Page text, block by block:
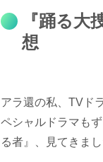
『踊る
想
アラ還の私、TVド
ペシャルドラマも
る者』、見てきまし